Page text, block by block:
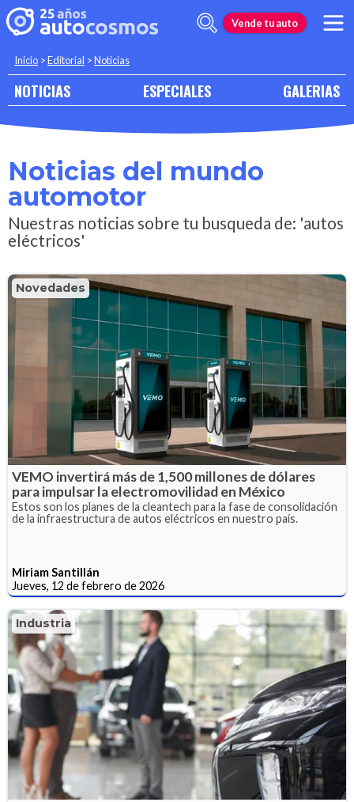
Vende tu auto
Inicio >Editorial >Noticias
NOTICIAS ESPECIALES GALERIAS
Noticias del mundo
automotor
Nuestras noticias sobre tu busqueda de: 'autos
eléctricos'
Novedades
VEMO invertirá más de 1,500 millones de dólares
para impulsar la electromovilidad en México
Estos son los planes de la cleantech para la fase de consolidación
de la infraestructura de autos eléctricos en nuestro país.
Miriam Santillán
Jueves, 12 de febrero de 2026
Industria